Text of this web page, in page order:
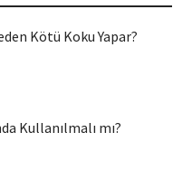
Kötü Koku Yapar?
Kullanılmalı mı?